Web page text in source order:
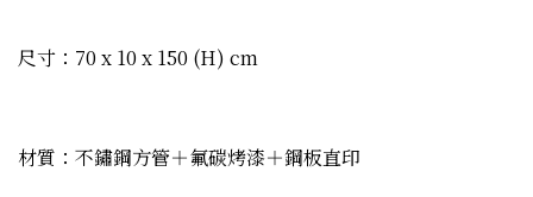
尺寸：70 x 10 x 150 (H) cm
材質：不鏽鋼方管＋氟碳烤漆＋鋼板直印